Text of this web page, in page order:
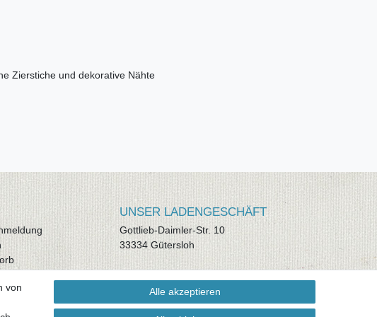
Zierstiche und dekorative Nähte
UNSER LADENGESCHÄFT
Gottlieb-Daimler-Str. 10
33334 Gütersloh
ÖFFNUNGSZEITEN
Montag - Dienstag: 8.00 - 18.00 Uhr,
Mittwoch Ruhetag, Donnerstag: 8.00 -
von
Alle akzeptieren